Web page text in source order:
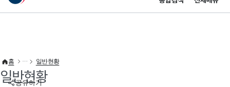
이 누리집은 대한민국 공식 전자정부 누리집입니다.
공유하기
홈 일반현황
일반현황